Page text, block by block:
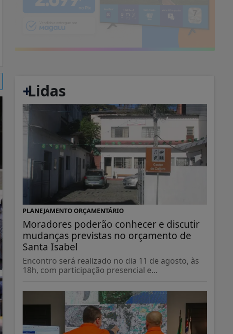
+
Lidas
PLANEJAMENTO ORÇAMENTÁRIO
Moradores poderão conhecer e discutir
mudanças previstas no orçamento de
Santa Isabel
Encontro será realizado no dia 11 de agosto, às
18h, com participação presencial e...